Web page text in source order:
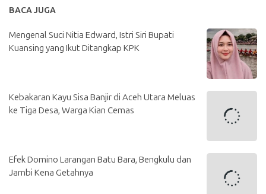
BACA JUGA
Mengenal Suci Nitia Edward, Istri Siri Bupati
Kuansing yang Ikut Ditangkap KPK
Kebakaran Kayu Sisa Banjir di Aceh Utara Meluas
ke Tiga Desa, Warga Kian Cemas
Efek Domino Larangan Batu Bara, Bengkulu dan
Jambi Kena Getahnya